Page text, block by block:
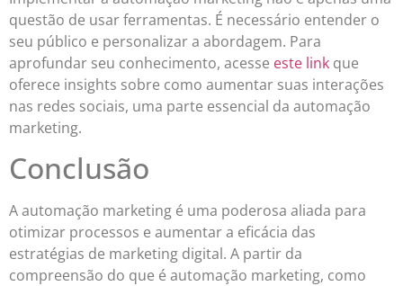
questão de usar ferramentas. É necessário entender o
seu público e personalizar a abordagem. Para
aprofundar seu conhecimento, acesse este link que
oferece insights sobre como aumentar suas interações
nas redes sociais, uma parte essencial da automação
marketing.
Conclusão
A automação marketing é uma poderosa aliada para
otimizar processos e aumentar a eficácia das
estratégias de marketing digital. A partir da
compreensão do que é automação marketing, como